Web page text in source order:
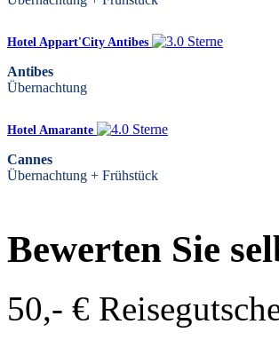
Hotel Appart'City Antibes
Antibes
Übernachtung
Hotel Amarante
Cannes
Übernachtung + Frühstück
Bewerten Sie
50,- €